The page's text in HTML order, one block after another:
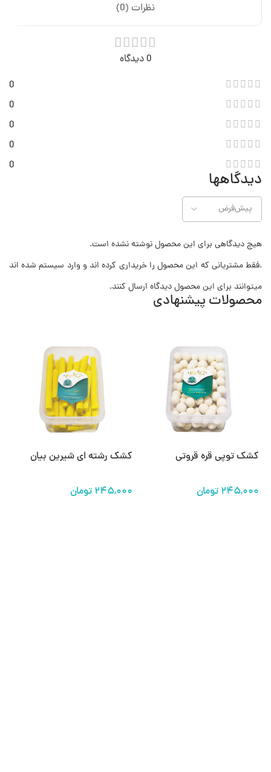
نظرات (0)
0 دیدگاه
0
0
0
0
0
دیدگاهها
هیچ دیدگاهی برای این محصول نوشته نشده است.
.فقط مشتریانی که این محصول را خریداری کرده اند و وارد سیستم شده اند
میتوانند برای این محصول دیدگاه ارسال کنند.
محصولات پیشنهادی
کشک توپی قره قروتی
تومان
کشک رشته ای شیرین بیان
تومان